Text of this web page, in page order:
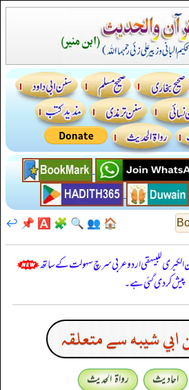
🏠
👥
🔍
🧩
🅰️
📌
↩️
الكبرى للبيهقي اردو عربی سرچ سہولت کے ساتھ
پیش کر دی گئی ہے۔
شيبه سے متعلقہ
احادیث
رواۃ الحدیث